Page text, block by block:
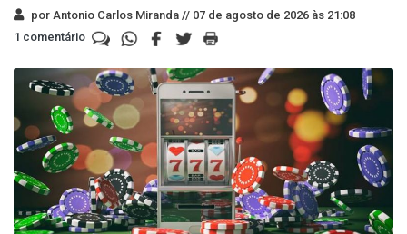
por Antonio Carlos Miranda // 07 de agosto de 2026 às 21:08
1 comentário